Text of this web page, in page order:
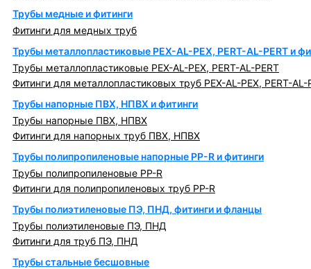
Трубы медные и фитинги
Фитинги для медных труб
Трубы металлопластиковые PEX-AL-PEX, PERT-AL-PERT и
Трубы металлопластиковые PEX-AL-PEX, PERT-AL-PERT
Фитинги для металлопластиковых труб PEX-AL-PEX, PERT-AL-
Трубы напорные ПВХ, НПВХ и фитинги
Трубы напорные ПВХ, НПВХ
Фитинги для напорных труб ПВХ, НПВХ
Трубы полипропиленовые напорные PP-R и фитинги
Трубы полипропиленовые PP-R
Фитинги для полипропиленовых труб PP-R
Трубы полиэтиленовые ПЭ, ПНД, фитинги и фланцы
Трубы полиэтиленовые ПЭ, ПНД
Фитинги для труб ПЭ, ПНД
Трубы стальные бесшовные